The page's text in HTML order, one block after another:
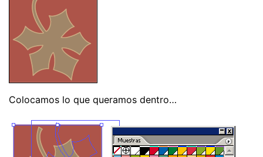
Colocamos lo que queramos dentro…